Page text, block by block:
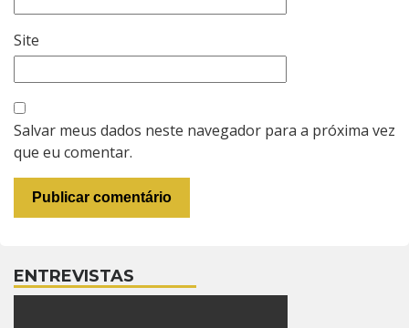
Site
Salvar meus dados neste navegador para a próxima vez
que eu comentar.
ENTREVISTAS